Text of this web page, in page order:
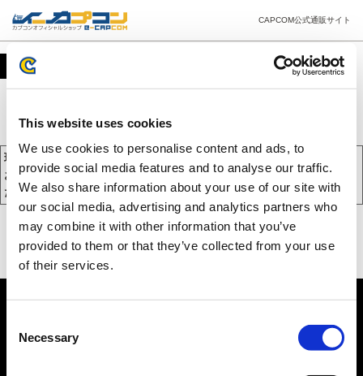
This website uses cookies
We use cookies to personalise content and ads, to
provide social media features and to analyse our traffic.
We also share information about your use of our site with
our social media, advertising and analytics partners who
may combine it with other information that you’ve
provided to them or that they’ve collected from your use
of their services.
Selection
Necessary
CAPCOM公式通販サイト
カート
現在、カートには商品が入っておりません。
お買い物を続けるには下の 「お買い物を続ける」 をクリックしてく
ださい。